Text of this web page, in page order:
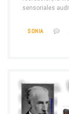
sensoriales
SONIA